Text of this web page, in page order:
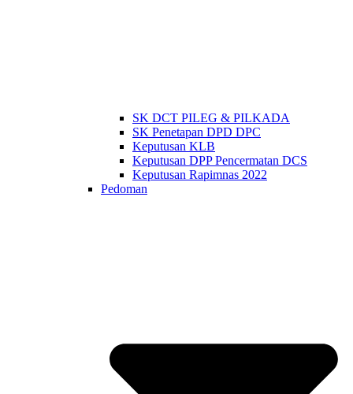
SK DCT PILEG & PILKADA
SK Penetapan DPD DPC
Keputusan KLB
Keputusan DPP Pencermatan DCS
Keputusan Rapimnas 2022
Pedoman